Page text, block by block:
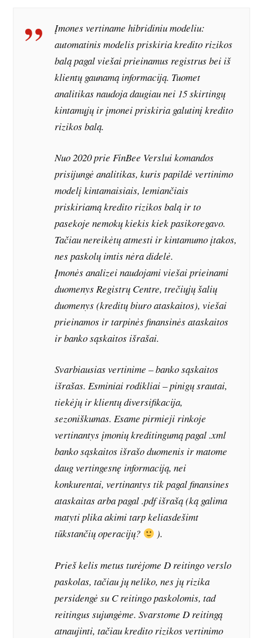
Įmones vertiname hibridiniu modeliu:
automatinis modelis priskiria kredito rizikos
balą pagal viešai prieinamus registrus bei iš
klientų gaunamą informaciją. Tuomet
analitikas naudoja daugiau nei 15 skirtingų
kintamųjų ir įmonei priskiria galutinį kredito
rizikos balą.
Nuo 2020 prie FinBee Verslui komandos
prisijungė analitikas, kuris papildė vertinimo
modelį kintamaisiais, lemiančiais
priskiriamą kredito rizikos balą ir to
pasekoje nemokų kiekis kiek pasikoregavo.
Tačiau nereikėtų atmesti ir kintamumo įtakos,
nes paskolų imtis nėra didelė.
Įmonės analizei naudojami viešai prieinami
duomenys Registrų Centre, trečiųjų šalių
duomenys (kreditų biuro ataskaitos), viešai
prieinamos ir tarpinės finansinės ataskaitos
ir banko sąskaitos išrašai.
Svarbiausias vertinime – banko sąskaitos
išrašas. Esminiai rodikliai – pinigų srautai,
tiekėjų ir klientų diversifikacija,
sezoniškumas. Esame pirmieji rinkoje
vertinantys įmonių kreditingumą pagal .xml
banko sąskaitos išrašo duomenis ir matome
daug vertingesnę informaciją, nei
konkurentai, vertinantys tik pagal finansines
ataskaitas arba pagal .pdf išrašą (ką galima
matyti plika akimi tarp keliasdešimt
tūkstančių operacijų?
).
Prieš kelis metus turėjome D reitingo verslo
paskolas, tačiau jų neliko, nes jų rizika
persidengė su C reitingo paskolomis, tad
reitingus sujungėme. Svarstome D reitingą
atnaujinti, tačiau kredito rizikos vertinimo